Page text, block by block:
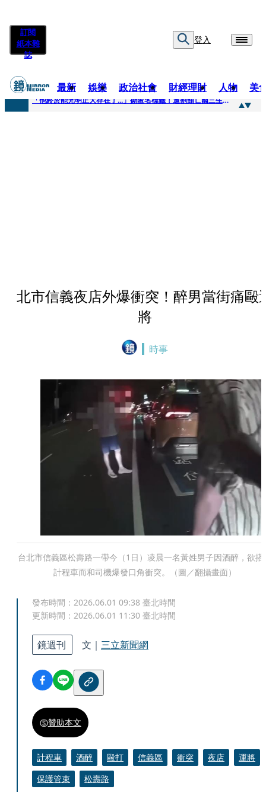
訂閱
紙本雜
誌
登入
最新 娛樂 政治社會 財經理財 人物 美
快訊
「他終於能光明正大存在了...」撕匿名標籤！遭割頸亡國三生「楊承勳」真名解禁 乾妹法庭抗辯引眾怒
北市信義夜店外爆衝突！醉男當街痛毆
將
時事
台北市信義區松壽路一帶今（1日）凌晨一名黃姓男子因酒醉，欲搭
計程車而和司機爆發口角衝突。（圖／翻攝畫面）
發布時間： 2026.06.01 09:38 臺北時間
更新時間： 2026.06.01 11:30 臺北時間
鏡週刊 文｜ 三立新聞網
贊助本文
計程車 酒醉 毆打 信義區 衝突 夜店
運將
保護管束
松壽路